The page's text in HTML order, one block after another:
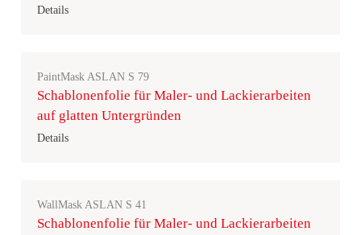
Details
PaintMask ASLAN S 79
Schablonenfolie für Maler- und Lackierarbeiten
auf glatten Untergründen
Details
WallMask ASLAN S 41
Schablonenfolie für Maler- und Lackierarbeiten